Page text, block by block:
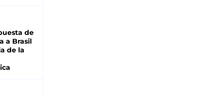
de
a Brasil
de la